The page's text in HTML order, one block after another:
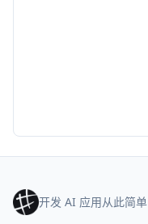
开发 AI 应用从此简单